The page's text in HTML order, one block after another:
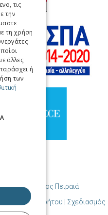
/ Δήμος Πειραιά
Απορρήτου | Σχεδιασμός
τις
την
τη χρήση
άλλες
ή
των